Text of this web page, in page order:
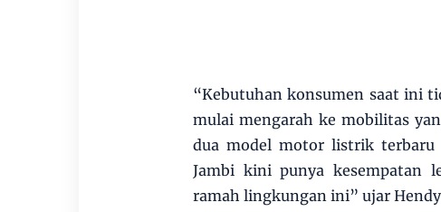
“Kebutuhan konsumen saat ini
mulai mengarah ke mobilitas
dua model motor listrik terbaru
Jambi kini punya kesempatan
ramah lingkungan ini” ujar